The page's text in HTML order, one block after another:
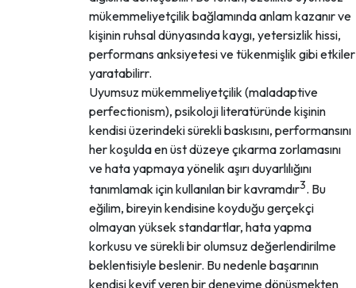
mükemmeliyetçilik bağlamında anlam kazanır ve
kişinin ruhsal dünyasında kaygı, yetersizlik hissi,
performans anksiyetesi ve tükenmişlik gibi etkiler
yaratabilirr.
Uyumsuz mükemmeliyetçilik (maladaptive
perfectionism), psikoloji literatüründe kişinin
kendisi üzerindeki sürekli baskısını, performansını
her koşulda en üst düzeye çıkarma zorlamasını
ve hata yapmaya yönelik aşırı duyarlılığını
tanımlamak için kullanılan bir kavramdır3. Bu
eğilim, bireyin kendisine koyduğu gerçekçi
olmayan yüksek standartlar, hata yapma
korkusu ve sürekli bir olumsuz değerlendirilme
beklentisiyle beslenir. Bu nedenle başarının
kendisi keyif veren bir deneyime dönüşmekten